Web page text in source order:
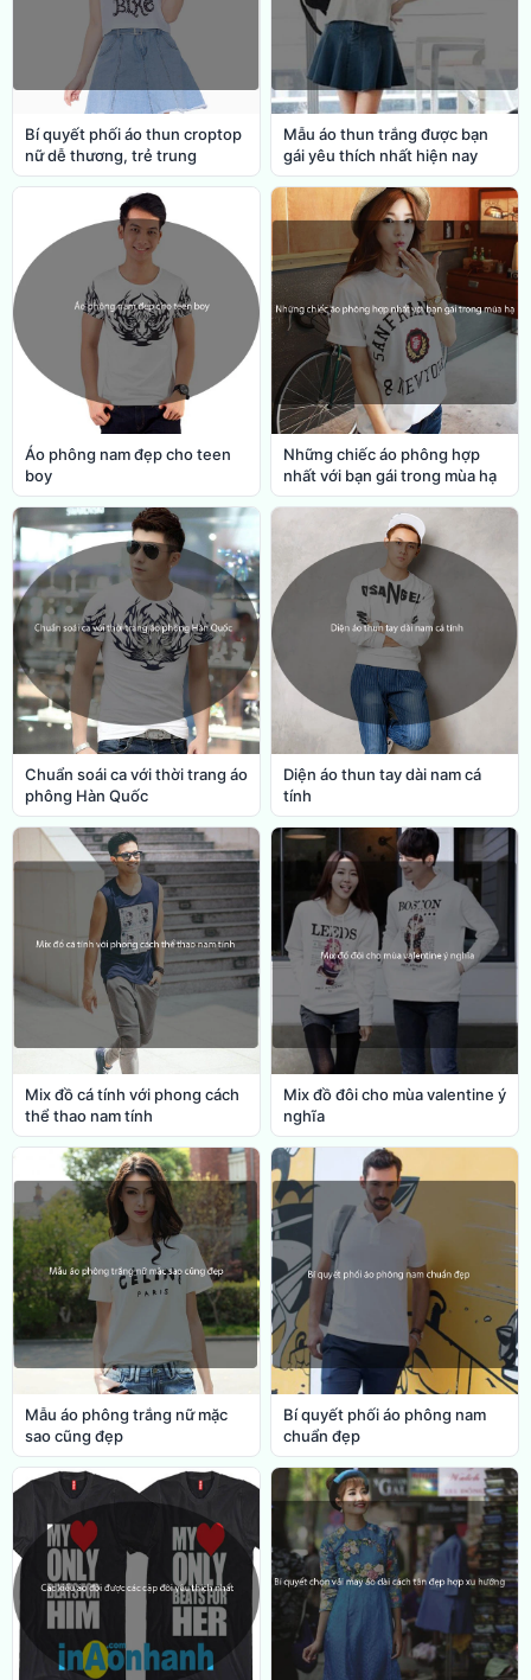
Bí quyết phối áo thun croptop
nữ dễ thương, trẻ trung
Mẫu áo thun trắng được bạn
gái yêu thích nhất hiện nay
Áo phông nam đẹp cho teen
boy
Những chiếc áo phông hợp
nhất với bạn gái trong mùa hạ
Chuẩn soái ca với thời trang áo
phông Hàn Quốc
Diện áo thun tay dài nam cá
tính
Mix đồ cá tính với phong cách
thể thao nam tính
Mix đồ đôi cho mùa valentine ý
nghĩa
Mẫu áo phông trắng nữ mặc
sao cũng đẹp
Bí quyết phối áo phông nam
chuẩn đẹp